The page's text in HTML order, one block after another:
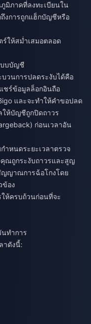
มิภาคที่ลงทะเบียนใน
งการถูกแฮ็กบัญชีหรือ
ร์ให้สม่ำเสมอตลอด
บบบัญชี
บวนการปลดระงับได้คือ
ชร์ข้อมูลล็อกอินถือ
และจะทำให้คำขอปลด
ให้บัญชีถูกปิดถาวร
ก่อนเวลาอัน
ำหนดระยะเวลาตรวจ
ณถูกระงับถาวรและสูญ
ญญาณการฉ้อโกงโดย
ข้อง
ให้ครบถ้วนก่อนที่จะ
นทำการ
าดังนี้: